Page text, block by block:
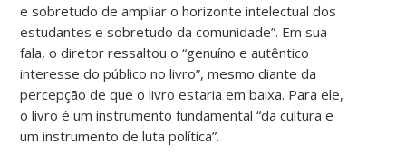
e sobretudo de ampliar o horizonte intelectual dos
estudantes e sobretudo da comunidade”. Em sua
fala, o diretor ressaltou o “genuíno e autêntico
interesse do público no livro”, mesmo diante da
percepção de que o livro estaria em baixa. Para ele,
o livro é um instrumento fundamental “da cultura e
um instrumento de luta política”.